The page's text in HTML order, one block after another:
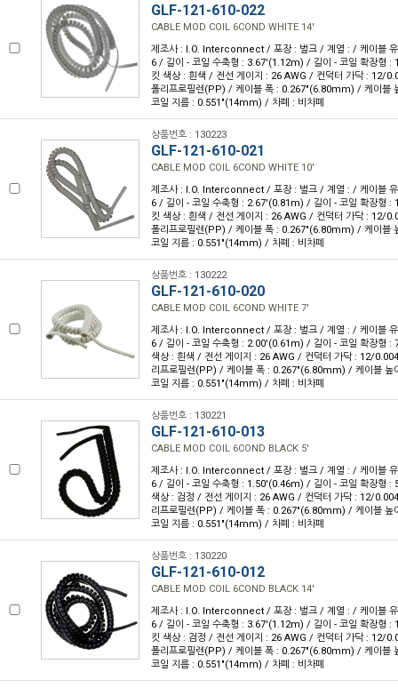
GLF-121-610-022
CABLE MOD COIL 6COND WHITE 14'
제조사 : I.O. Interconnect / 포장 : 벌크 / 계열 : / 케이블
6 / 길이 - 코일 수축형 : 3.67'(1.12m) / 길이 - 코일 확장형
킷 색상 : 흰색 / 전선 게이지 : 26 AWG / 컨덕터 가닥 : 12/
폴리프로필렌(PP) / 케이블 폭 : 0.267"(6.80mm) / 케이
코일 지름 : 0.551"(14mm) / 차폐 : 비차폐
상품번호 : 130223
GLF-121-610-021
CABLE MOD COIL 6COND WHITE 10'
제조사 : I.O. Interconnect / 포장 : 벌크 / 계열 : / 케이블
6 / 길이 - 코일 수축형 : 2.67'(0.81m) / 길이 - 코일 확장형
킷 색상 : 흰색 / 전선 게이지 : 26 AWG / 컨덕터 가닥 : 12/
폴리프로필렌(PP) / 케이블 폭 : 0.267"(6.80mm) / 케이
코일 지름 : 0.551"(14mm) / 차폐 : 비차폐
상품번호 : 130222
GLF-121-610-020
CABLE MOD COIL 6COND WHITE 7'
제조사 : I.O. Interconnect / 포장 : 벌크 / 계열 : / 케이블
6 / 길이 - 코일 수축형 : 2.00'(0.61m) / 길이 - 코일 확장형
색상 : 흰색 / 전선 게이지 : 26 AWG / 컨덕터 가닥 : 12/
리프로필렌(PP) / 케이블 폭 : 0.267"(6.80mm) / 케이블
코일 지름 : 0.551"(14mm) / 차폐 : 비차폐
상품번호 : 130221
GLF-121-610-013
CABLE MOD COIL 6COND BLACK 5'
제조사 : I.O. Interconnect / 포장 : 벌크 / 계열 : / 케이블
6 / 길이 - 코일 수축형 : 1.50'(0.46m) / 길이 - 코일 확장형
색상 : 검정 / 전선 게이지 : 26 AWG / 컨덕터 가닥 : 12/
리프로필렌(PP) / 케이블 폭 : 0.267"(6.80mm) / 케이블
코일 지름 : 0.551"(14mm) / 차폐 : 비차폐
상품번호 : 130220
GLF-121-610-012
CABLE MOD COIL 6COND BLACK 14'
제조사 : I.O. Interconnect / 포장 : 벌크 / 계열 : / 케이블
6 / 길이 - 코일 수축형 : 3.67'(1.12m) / 길이 - 코일 확장형
킷 색상 : 검정 / 전선 게이지 : 26 AWG / 컨덕터 가닥 : 12/
폴리프로필렌(PP) / 케이블 폭 : 0.267"(6.80mm) / 케이
코일 지름 : 0.551"(14mm) / 차폐 : 비차폐